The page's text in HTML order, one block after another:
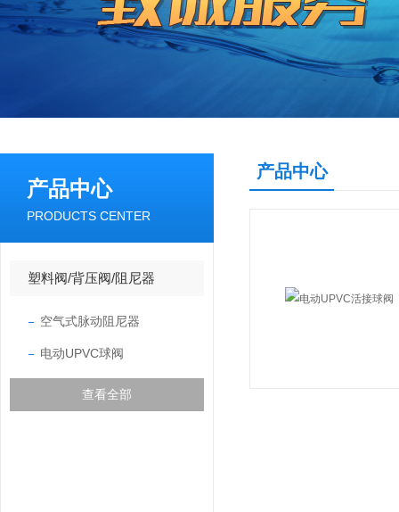
产品中心
PRODUCTS CENTER
塑料阀/背压阀/阻尼器
空气式脉动阻尼器
电动UPVC球阀
查看全部
产品中心